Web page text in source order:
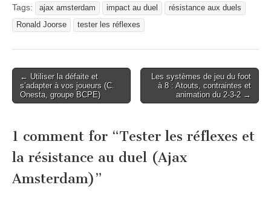
Tags: ajax amsterdam impact au duel
résistance aux duels
Ronald Joorse
tester les réflexes
Post
navigation
← Utiliser la défaite et
s’adapter à vos joueurs (C.
Onesta, groupe BCPE)
Les systèmes de jeu du foot
à 8 : Atouts, contraintes et
animation du 2-3-2 →
1 comment for “Tester les réflexes et
la résistance au duel (Ajax
Amsterdam)”